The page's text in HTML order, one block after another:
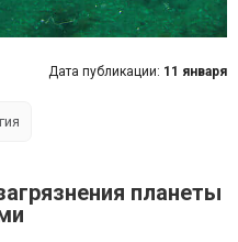
планеты
Дата публикации: 11 января